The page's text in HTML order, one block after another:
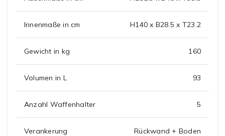
Innenmaße in cm H140 x B28.5 x T23.2
Gewicht in kg 160
Volumen in L 93
Anzahl Waffenhalter 5
Verankerung Rückwand + Boden